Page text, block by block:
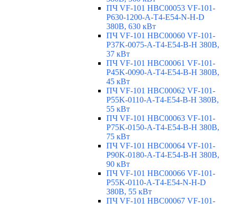
ПЧ VF-101 HBC00053 VF-101-
P630-1200-A-T4-E54-N-H-D
380В, 630 кВт
ПЧ VF-101 HBC00060 VF-101-
P37K-0075-A-T4-E54-B-H 380В,
37 кВт
ПЧ VF-101 HBC00061 VF-101-
P45K-0090-A-T4-E54-B-H 380В,
45 кВт
ПЧ VF-101 HBC00062 VF-101-
P55K-0110-A-T4-E54-B-H 380В,
55 кВт
ПЧ VF-101 HBC00063 VF-101-
P75K-0150-A-T4-E54-B-H 380В,
75 кВт
ПЧ VF-101 HBC00064 VF-101-
P90K-0180-A-T4-E54-B-H 380В,
90 кВт
ПЧ VF-101 HBC00066 VF-101-
P55K-0110-A-T4-E54-N-H-D
380В, 55 кВт
ПЧ VF-101 HBC00067 VF-101-